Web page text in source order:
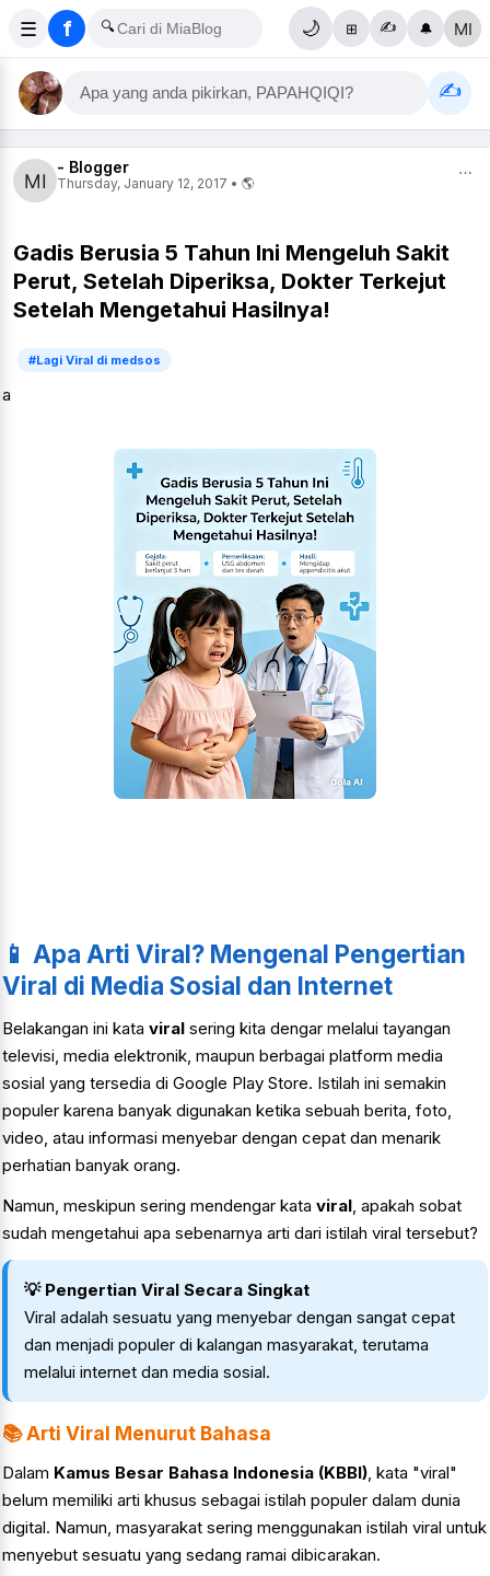
☰ f 🔍 🌙 ⊞ ✍️ 🔔
Apa yang anda pikirkan, PAPAHQIQI? ✍️
- Blogger
Thursday, January 12, 2017 • 🌎
⋯
Gadis Berusia 5 Tahun Ini Mengeluh Sakit
Perut, Setelah Diperiksa, Dokter Terkejut
Setelah Mengetahui Hasilnya!
#Lagi Viral di medsos
a
📱 Apa Arti Viral? Mengenal Pengertian
Viral di Media Sosial dan Internet
Belakangan ini kata viral sering kita dengar melalui tayangan
televisi, media elektronik, maupun berbagai platform media
sosial yang tersedia di Google Play Store. Istilah ini semakin
populer karena banyak digunakan ketika sebuah berita, foto,
video, atau informasi menyebar dengan cepat dan menarik
perhatian banyak orang.
Namun, meskipun sering mendengar kata viral, apakah sobat
sudah mengetahui apa sebenarnya arti dari istilah viral tersebut?
💡 Pengertian Viral Secara Singkat
Viral adalah sesuatu yang menyebar dengan sangat cepat
dan menjadi populer di kalangan masyarakat, terutama
melalui internet dan media sosial.
📚 Arti Viral Menurut Bahasa
Dalam Kamus Besar Bahasa Indonesia (KBBI), kata "viral"
belum memiliki arti khusus sebagai istilah populer dalam dunia
digital. Namun, masyarakat sering menggunakan istilah viral untuk
menyebut sesuatu yang sedang ramai dibicarakan.